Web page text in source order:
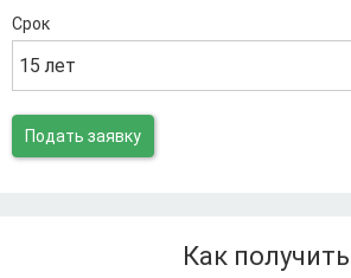
Срок
15 лет
Подать заявку
Как получить